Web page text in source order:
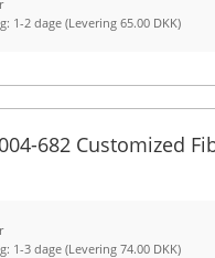
1-2 dage(Levering 65.00 DKK)
682 Customized
1-3 dage(Levering 74.00 DKK)